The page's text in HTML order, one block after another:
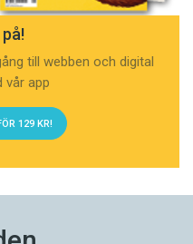
till webben och digital
vår app
129 KR!